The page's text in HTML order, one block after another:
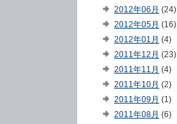
2012年06月 (24)
2012年05月 (16)
2012年01月 (4)
2011年12月 (23)
2011年11月 (4)
2011年10月 (2)
2011年09月 (1)
2011年08月 (6)